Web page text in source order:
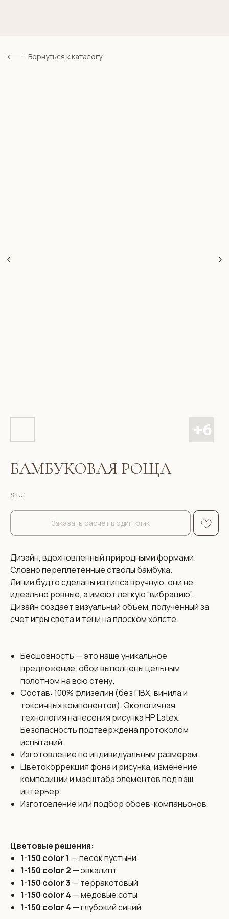
БАМБУКОВАЯ РОЩА
SKU:
Заказать расчет в один клик
Дизайн, вдохновленный природными формами.
Словно переплетенные стволы бамбука.
Линии будто сделаны из гипса вручную, они не
идеально ровные, а имеют легкую “вибрацию”.
Дизайн создает визуальный объем, полученный за
счет игры света и тени на плоском холсте.
Бесшовность — это наше уникальное
предложение, обои выполнены цельным
полотном на всю стену.
Состав: 100% флизелин (без ПВХ, винила и
токсичных компонентов). Экологичная
технология нанесения рисунка HP Latex.
Безопасность подтверждена протоколом
испытаний.
Изготовление по индивидуальным размерам.
Цветокоррекция фона и рисунка, изменение
композиции и масштаба элементов под ваш
интерьер.
Изготовление или подбор обоев-компаньонов.
Цветовые решения:
1-150 color 1 — песок пустыни
1-150 color 2 — эвкалипт
1-150 color 3 — терракотовый
1-150 color 4 — медовые соты
1-150 color 4 — глубокий синий
Размеры:
Бесшовные обои Vinni изготовлены из цельного
полотна
без стыков и производятся по индивидуальным
размерам
с максимальной высотой до 3,2 метра и любой шириной.
Бесшовность — это наше уникальное предложение
которое позволяет полностью исключить проблему
видимых швов. Обои выполнены цельным полотном
Цена:
138 бел. руб. / 3990 рос. руб. за 1 кв. м. на любой
дизайн из каталога
Если у вас есть идея для дизайна обоев, мы сможем ее
реализовать силами наших художников. Работаем в
разных техниках под любой стиль интерьера.
Присылайте ваш дизайн! Наш художник оценит его и мы